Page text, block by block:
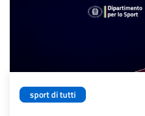
sport di tutti